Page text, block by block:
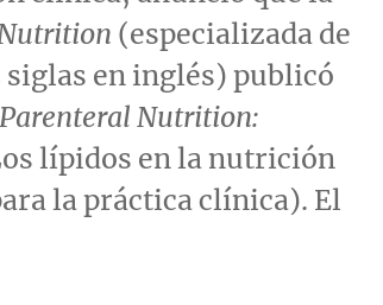
(especializada de
en inglés) publicó
Nutrition:
lípidos en la nutrición
la práctica clínica). El